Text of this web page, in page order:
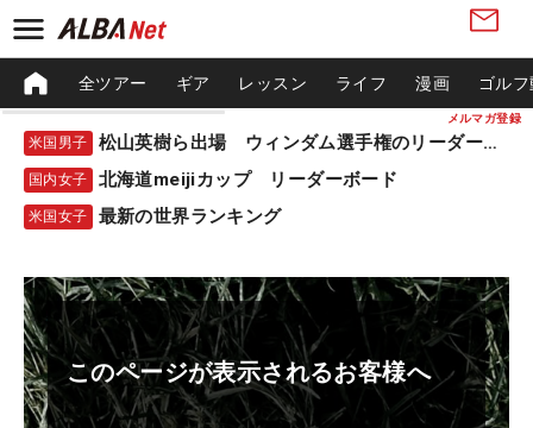
メルマガ登録
全ツアー ギア レッスン ライフ 漫画 ゴル
米国男子 松山英樹ら出場 ウィンダム選手権のリーダーボード
国内女子 北海道meijiカップ リーダーボード
米国女子 最新の世界ランキング
このページが表示されるお客様へ